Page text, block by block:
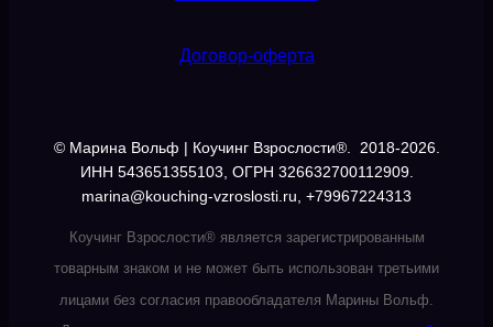
Договор-оферта
© Марина Вольф | Коучинг Взрослости®. 2018-2026.
ИНН 543651355103, ОГРН 326632700112909.
marina@kouching-vzroslosti.ru, +79967224313
Коучинг Взрослости® является зарегистрированным
товарным знаком и не может быть использован третьими
лицами без согласия правообладателя Марины Вольф.